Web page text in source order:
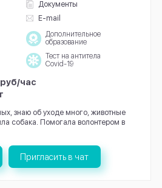
Документы
E-mail
Дополнительное
образование
Тест на антитела
Covid-19
час
знаю об уходе много, животные
собака. Помогала волонтером в
Пригласить в чат